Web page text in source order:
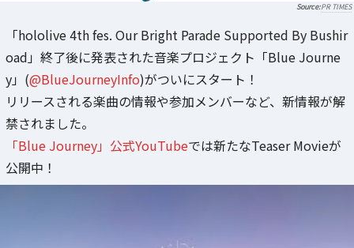
PR TIMES
「hololive 4th fes. Our Bright Parade Supported By Bushir
oad」終了後に発表された音楽プロジェクト「Blue Journe
y」(@BlueJourneyInfo)がついにスタート！
リリースされる楽曲の情報や参加メンバーなど、新情報が解
禁されました。
「Blue Journey」公式YouTubeでは新たなTeaser Movieが
公開中！